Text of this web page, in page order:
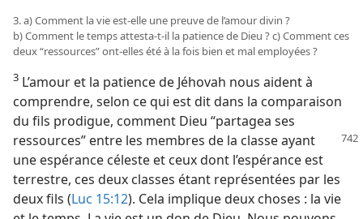
3. a) Comment la vie est-​elle une preuve de l’amour divin ?
b) Comment le temps attesta-​t-​il la patience de Dieu ? c) Comment ces
deux “ressources” ont-​elles été à la fois bien et mal employées ?
3 L’amour et la patience de Jéhovah nous aident à
comprendre, selon ce qui est dit dans la comparaison
du fils prodigue, comment Dieu “partagea ses
ressources” entre les membres de la classe ayant
une espérance céleste et ceux dont l’espérance est
terrestre, ces deux classes étant représentées par les
deux fils (Luc 15:12). Cela implique deux choses : la vie